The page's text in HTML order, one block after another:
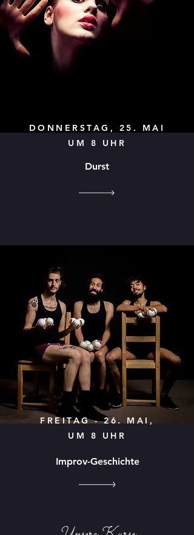
DONNERSTAG, 25. MAI
UM 8 UHR
Durst
FREITAG - 26. MAI,
UM 8 UHR
Improv-Geschichte